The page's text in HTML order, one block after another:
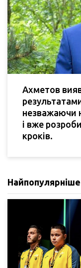
Ахметов
незважаючи
і вже
кроків.
Найпопулярніше